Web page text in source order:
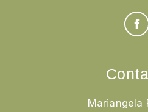
Mariangela